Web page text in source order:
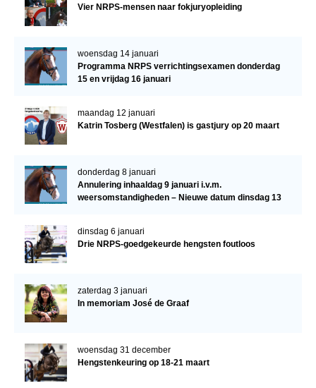
Vier NRPS-mensen naar fokjuryopleiding
woensdag 14 januari
Programma NRPS verrichtingsexamen donderdag
15 en vrijdag 16 januari
maandag 12 januari
Katrin Tosberg (Westfalen) is gastjury op 20 maart
donderdag 8 januari
Annulering inhaaldag 9 januari i.v.m.
weersomstandigheden – Nieuwe datum dinsdag 13
dinsdag 6 januari
Drie NRPS-goedgekeurde hengsten foutloos
zaterdag 3 januari
In memoriam José de Graaf
woensdag 31 december
Hengstenkeuring op 18-21 maart